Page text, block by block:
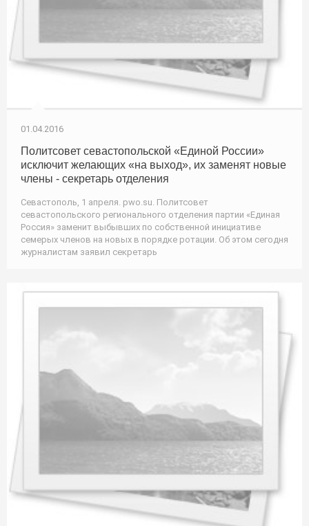
01.04.2016
Политсовет севастопольской «Единой России»
исключит желающих «на выход», их заменят новые
члены - секретарь отделения
Севастополь, 1 апреля. pwo.su. Политсовет
севастопольского регионального отделения партии «Единая
Россия» заменит выбывших по собственной инициативе
семерых членов на новых в порядке ротации. Об этом сегодня
журналистам заявил секретарь